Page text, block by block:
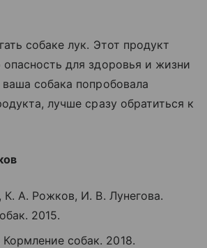
собаке лук. Этот продукт
опасность для здоровья и жизни
собака попробовала
лучше сразу обратиться к
А. Рожков, И. В. Лунегова.
2015.
собак. 2018.